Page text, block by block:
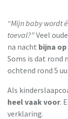
“Mijn baby wordt
toeval?”Veel
na nacht bijna
Soms is dat rond
ochtend rond 5
Als
heel vaak voor.
verklaring.